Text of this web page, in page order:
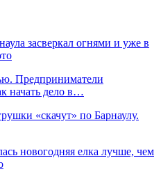
засверкал огнями и уже в
Предприниматели
начать дело в…
«скачут» по Барнаулу.
новогодняя елка лучше, чем